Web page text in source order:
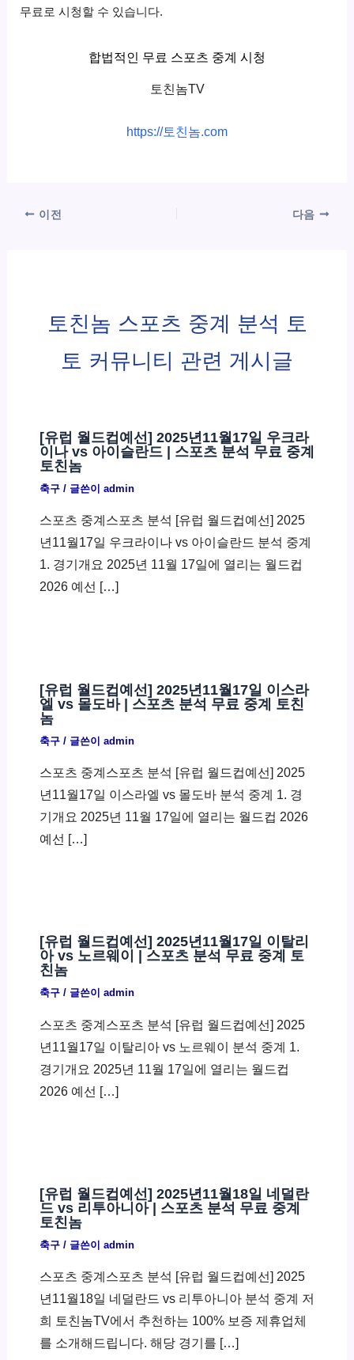
무료로 시청할 수 있습니다.
합법적인 무료 스포츠 중계 시청
토친놈TV
https://토친놈.com
이전 다음
토친놈 스포츠 중계 분석 토
토 커뮤니티 관련 게시글
[유럽 월드컵예선] 2025년11월17일 우크라
이나 vs 아이슬란드 | 스포츠 분석 무료 중계
토친놈
축구/ 글쓴이 admin
스포츠 중계스포츠 분석 [유럽 월드컵예선] 2025
년11월17일 우크라이나 vs 아이슬란드 분석 중계
1. 경기개요 2025년 11월 17일에 열리는 월드컵
2026 예선 […]
[유럽 월드컵예선] 2025년11월17일 이스라
엘 vs 몰도바 | 스포츠 분석 무료 중계 토친
놈
축구/ 글쓴이 admin
스포츠 중계스포츠 분석 [유럽 월드컵예선] 2025
년11월17일 이스라엘 vs 몰도바 분석 중계 1. 경
기개요 2025년 11월 17일에 열리는 월드컵 2026
예선 […]
[유럽 월드컵예선] 2025년11월17일 이탈리
아 vs 노르웨이 | 스포츠 분석 무료 중계 토
친놈
축구/ 글쓴이 admin
스포츠 중계스포츠 분석 [유럽 월드컵예선] 2025
년11월17일 이탈리아 vs 노르웨이 분석 중계 1.
경기개요 2025년 11월 17일에 열리는 월드컵
2026 예선 […]
[유럽 월드컵예선] 2025년11월18일 네덜란
드 vs 리투아니아 | 스포츠 분석 무료 중계
토친놈
축구/ 글쓴이 admin
스포츠 중계스포츠 분석 [유럽 월드컵예선] 2025
년11월18일 네덜란드 vs 리투아니아 분석 중계 저
희 토친놈TV에서 추천하는 100% 보증 제휴업체
를 소개해드립니다. 해당 경기를 […]